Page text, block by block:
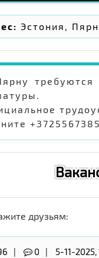
Эстония,
друзьям:
0 5-11-2025,